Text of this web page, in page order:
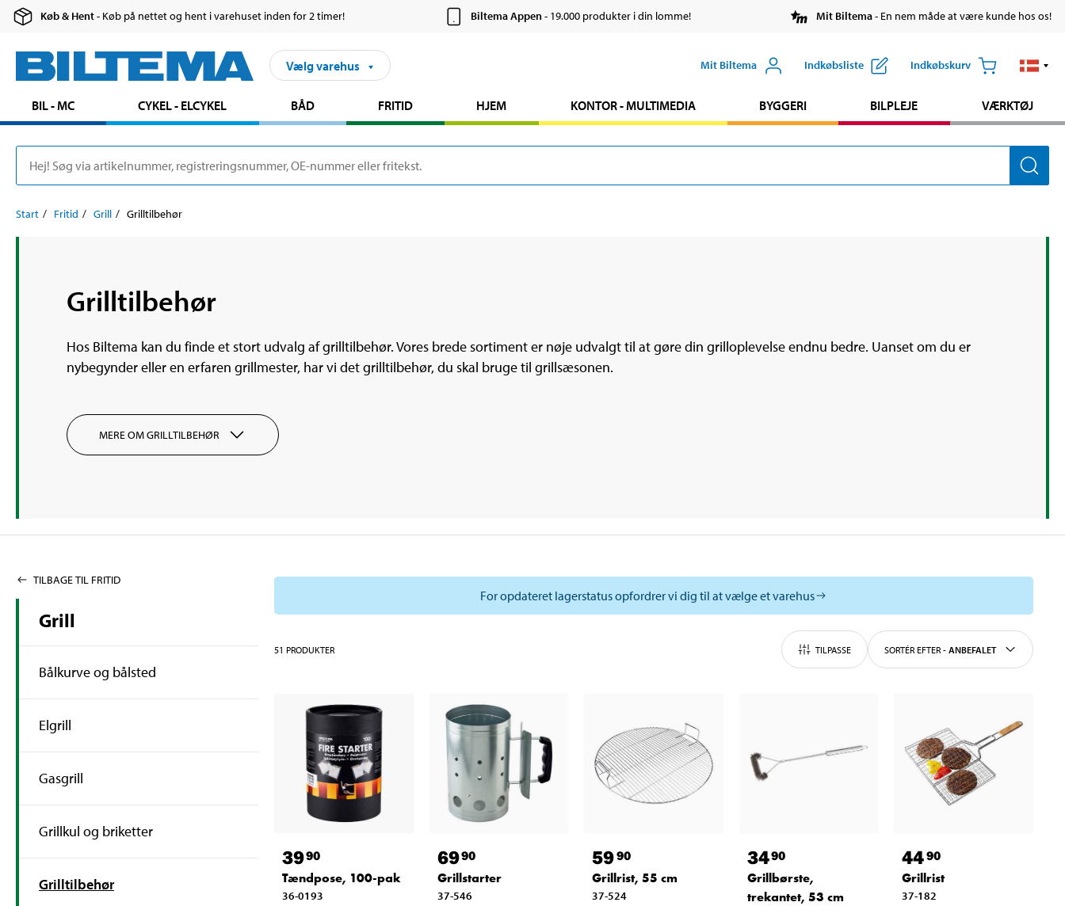
Køb & Hent- Køb på nettet og hent i varehuset inden for 2 timer! Biltema Appen- 19.000 produkter i din lomme! Mit Biltema- En nem måde at være kunde hos os!
Vælg varehus Mit Biltema Indkøbsliste Indkøbskurv
BIL - MC CYKEL - ELCYKEL BÅD FRITID HJEM KONTOR - MULTIMEDIA BYGGERI BILPLEJE VÆRKTØJ
Start Fritid Grill Grilltilbehør
Grilltilbehør
Hos Biltema kan du finde et stort udvalg af grilltilbehør. Vores brede sortiment er nøje udvalgt til at gøre din grilloplevelse endnu bedre. Uanset om du er
nybegynder eller en erfaren grillmester, har vi det grilltilbehør, du skal bruge til grillsæsonen.
MERE OM GRILLTILBEHØR
TILBAGE TIL FRITID
Grill
Bålkurve og bålsted
Elgrill
Gasgrill
Grillkul og briketter
Grilltilbehør
For opdateret lagerstatus opfordrer vi dig til at vælge et varehus
51 PRODUKTER TILPASSE SORTÉR EFTER - ANBEFALET
3990
Tændpose, 100-pak
36-0193
6990
Grillstarter
37-546
5990
Grillrist, 55 cm
37-524
3490
Grillbørste,
trekantet, 53 cm
4490
Grillrist
37-182